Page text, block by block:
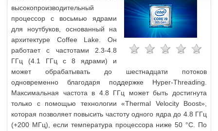
высокопроизводительный
процессор с восьмью ядрами
для ноутбуков, основанный на
архитектуре Coffee Lake. Он
работает с частотами 2.3-4.8
ГГц (4.1 ГГц с 8 ядрами) и
может обрабатывать до шестнадцати потоков
одновременно благодаря поддержке Hyper-Threading.
Максимальная частота в 4.8 ГГц может быть достигнута
только с помощью технологии «Thermal Velocity Boost»,
которая позволяет повысить частоту одного ядра до 4.8 ГГц
(+200 МГц), если температура процессора ниже 50 °C. По